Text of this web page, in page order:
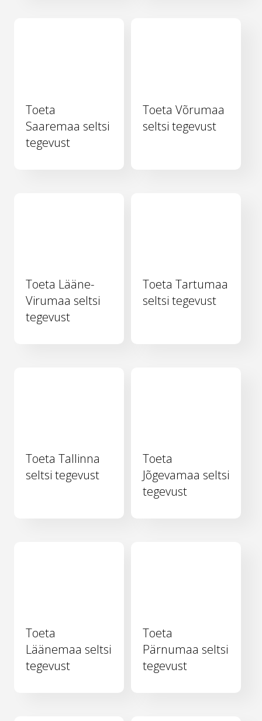
Toeta
Saaremaa seltsi
tegevust
Toeta Võrumaa
seltsi tegevust
Toeta Lääne-
Virumaa seltsi
tegevust
Toeta Tartumaa
seltsi tegevust
Toeta Tallinna
seltsi tegevust
Toeta
Jõgevamaa seltsi
tegevust
Toeta
Läänemaa seltsi
tegevust
Toeta
Pärnumaa seltsi
tegevust